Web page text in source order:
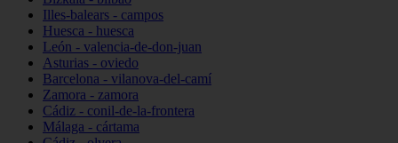
Illes-balears - campos
Huesca - huesca
León - valencia-de-don-juan
Asturias - oviedo
Barcelona - vilanova-del-camí
Zamora - zamora
Cádiz - conil-de-la-frontera
Málaga - cártama